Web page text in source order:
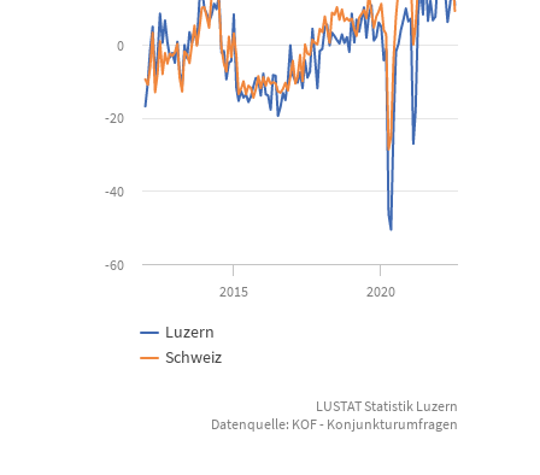
View as data table, Detailhandel: Beurteilung
The chart has 1 X axis displaying Time. Data ranges from 2012-
The chart has 1 Y axis displaying Saldo. Data ranges from -50.59
Luzern
Schweiz
2015 2020
-60
-40
-20
0
LUSTAT Statistik Luzern
Datenquelle: KOF - Konjunkturumfragen